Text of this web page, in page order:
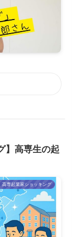
】高専生の起
高専起業家ショッキング